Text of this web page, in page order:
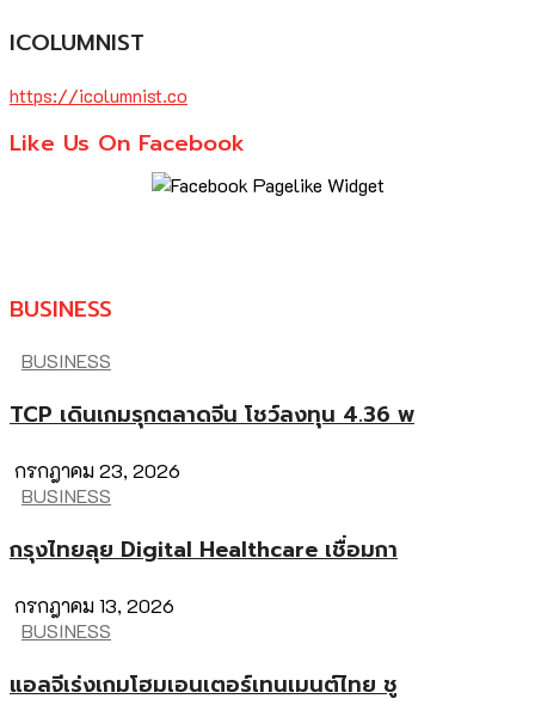
ICOLUMNIST
https://icolumnist.co
Like Us On Facebook
BUSINESS
BUSINESS
TCP เดินเกมรุกตลาดจีน โชว์ลงทุน 4.36 พ
กรกฎาคม 23, 2026
BUSINESS
กรุงไทยลุย Digital Healthcare เชื่อมกา
กรกฎาคม 13, 2026
BUSINESS
แอลจีเร่งเกมโฮมเอนเตอร์เทนเมนต์ไทย ชู